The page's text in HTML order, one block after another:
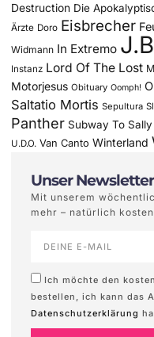
Destruction Die
Ärzte Doro Eisbrecher
Widmann In Extremo
Instanz Lord Of The Lost
Motorjesus Obituary Oomph!
Saltatio Mortis Sepultura
Panther Subway To Sally
U.D.O. Van Canto Winterland
Unser
Mit unserem
mehr – natürlich
Ich möchte den
bestellen, ich kann das
Datenschutzerklärung